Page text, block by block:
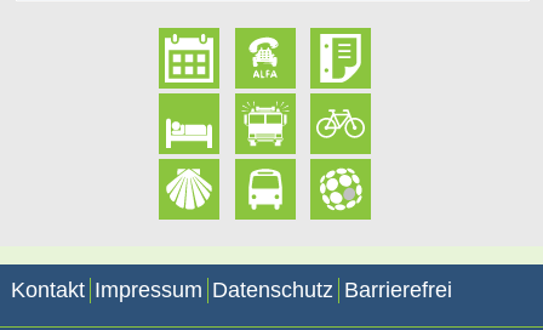
Kontakt Impressum Datenschutz Barrierefrei